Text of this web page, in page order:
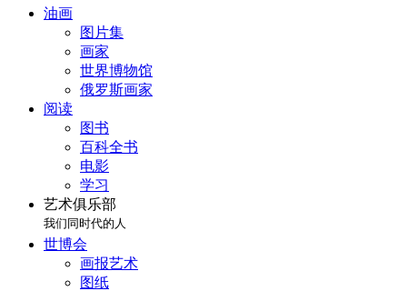
油画
图片集
画家
世界博物馆
俄罗斯画家
阅读
图书
百科全书
电影
学习
艺术俱乐部
我们同时代的人
世博会
画报艺术
图纸